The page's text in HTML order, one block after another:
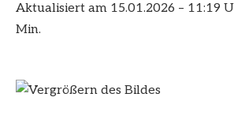
Aktualisiert am 15.01.2026 – 11:19
Min.